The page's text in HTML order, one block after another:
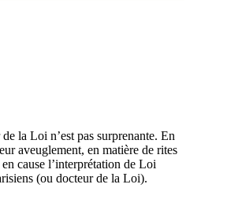
la Loi n’est pas surprenante. En
aveuglement, en matière de rites
cause l’interprétation de Loi
(ou docteur de la Loi).